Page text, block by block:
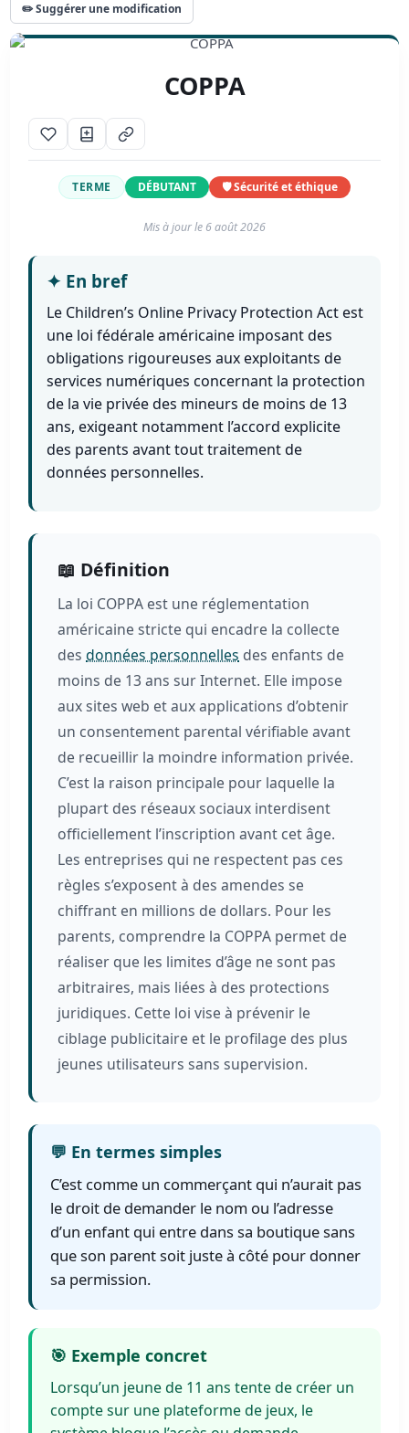
✏️ Suggérer une modification
COPPA
TERME DÉBUTANT 🛡️ Sécurité et éthique
Mis à jour le 6 août 2026
✦ En bref
Le Children’s Online Privacy Protection Act est
une loi fédérale américaine imposant des
obligations rigoureuses aux exploitants de
services numériques concernant la protection
de la vie privée des mineurs de moins de 13
ans, exigeant notamment l’accord explicite
des parents avant tout traitement de
données personnelles.
📖 Définition
La loi COPPA est une réglementation
américaine stricte qui encadre la collecte
desdonnées personnelles des enfants de
moins de 13 ans sur Internet. Elle impose
aux sites web et aux applications d’obtenir
un consentement parental vérifiable avant
de recueillir la moindre information privée.
C’est la raison principale pour laquelle la
plupart des réseaux sociaux interdisent
officiellement l’inscription avant cet âge.
Les entreprises qui ne respectent pas ces
règles s’exposent à des amendes se
chiffrant en millions de dollars. Pour les
parents, comprendre la COPPA permet de
réaliser que les limites d’âge ne sont pas
arbitraires, mais liées à des protections
juridiques. Cette loi vise à prévenir le
ciblage publicitaire et le profilage des plus
jeunes utilisateurs sans supervision.
💬 En termes simples
C’est comme un commerçant qui n’aurait pas
le droit de demander le nom ou l’adresse
d’un enfant qui entre dans sa boutique sans
que son parent soit juste à côté pour donner
sa permission.
🎯 Exemple concret
Lorsqu’un jeune de 11 ans tente de créer un
compte sur une plateforme de jeux, le